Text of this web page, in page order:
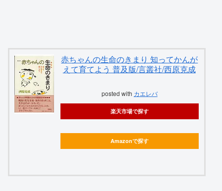
赤ちゃんの生命のきまり 知ってかんが
えて育てよう 普及版/言叢社/西原克成
posted with カエレバ
楽天市場で探す
Amazonで探す